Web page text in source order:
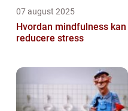
07 august 2025
Hvordan mindfulness kan
reducere stress